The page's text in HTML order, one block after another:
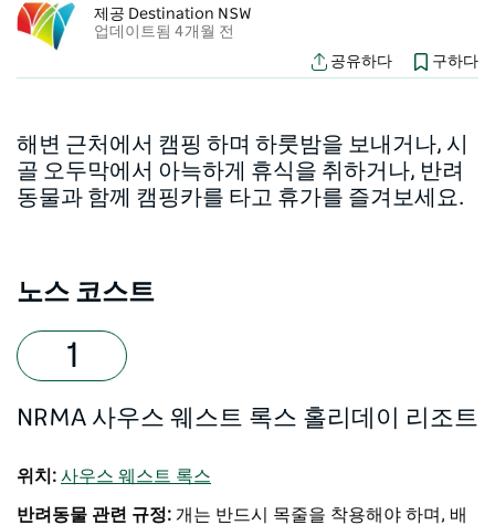
제공 Destination NSW
업데이트됨 4개월 전
공유하다
구하다
해변 근처에서 캠핑 하며 하룻밤을 보내거나, 시
골 오두막에서 아늑하게 휴식을 취하거나, 반려
동물과 함께 캠핑카를 타고 휴가를 즐겨보세요.
노스 코스트
NRMA 사우스 웨스트 록스 홀리데이 리조트
위치: 사우스 웨스트 록스
반려동물 관련 규정: 개는 반드시 목줄을 착용해야 하며, 배